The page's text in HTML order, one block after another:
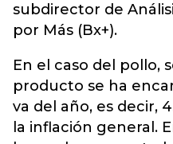
subdirector de
por Más (Bx+).
En el caso del pollo,
producto se ha
va del año, es decir,
la inflación general.